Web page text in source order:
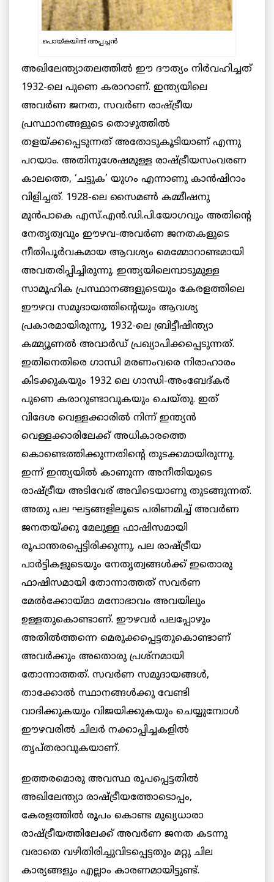
പൊയ്കയില്‍ അപ്പച്ചന്‍
അഖിലേന്ത്യാതലത്തില്‍ ഈ ദൗത്യം നിര്‍വഹിച്ചത്
1932-ലെ പുണെ കരാറാണ്. ഇന്ത്യയിലെ
അവര്‍ണ ജനത, സവര്‍ണ രാഷ്ട്രീയ
പ്രസ്ഥാനങ്ങളുടെ തൊഴുത്തില്‍
തളയ്ക്കപ്പെടുന്നത് അതോടുകൂടിയാണ് എന്നു
പറയാം. അതിനുശേഷമുള്ള രാഷ്ട്രീയസംവരണ
കാലത്തെ, ‘ചട്ടുക’ യുഗം എന്നാണു കാന്‍ഷിറാം
വിളിച്ചത്. 1928-ലെ സൈമണ്‍ കമ്മീഷനു
മുൻപാകെ എസ്.എന്‍.ഡി.പി.യോഗവും അതിന്‍റെ
നേതൃത്വവും ഈഴവ-അവര്‍ണ ജനതകളുടെ
നീതിപൂർവകമായ ആവശ്യം മെമ്മോറാണ്ടമായി
അവതരിപ്പിച്ചിരുന്നു. ഇന്ത്യയിലെമ്പാടുമുള്ള
സാമൂഹിക പ്രസ്ഥാനങ്ങളുടെയും കേരളത്തിലെ
ഈഴവ സമുദായത്തിന്റെയും ആവശ്യ
പ്രകാരമായിരുന്നു, 1932-ലെ ബ്രിട്ടീഷിന്ത്യാ
കമ്മ്യൂണല്‍ അവാര്‍ഡ് പ്രഖ്യാപിക്കപ്പെടുന്നത്.
ഇതിനെതിരെ ഗാന്ധി മരണംവരെ നിരാഹാരം
കിടക്കുകയും 1932 ലെ ഗാന്ധി-അംബേദ്കര്‍
പുണെ കരാറുണ്ടാവുകയും ചെയ്തു. ഇത്
വിദേശ വെള്ളക്കാരില്‍ നിന്ന് ഇന്ത്യന്‍
വെള്ളക്കാരിലേക്ക് അധികാരത്തെ
കൊണ്ടെത്തിക്കുന്നതിന്‍റെ തുടക്കമായിരുന്നു.
ഇന്ന് ഇന്ത്യയില്‍ കാണുന്ന അനീതിയുടെ
രാഷ്ട്രീയ അടിവേര് അവിടെയാണു തുടങ്ങുന്നത്.
അതു പല ഘട്ടങ്ങളിലൂടെ പരിണമിച്ച് അവര്‍ണ
ജനതയ്ക്കു മേലുള്ള ഫാഷിസമായി
രൂപാന്തരപ്പെട്ടിരിക്കുന്നു. പല രാഷ്ട്രീയ
പാര്‍ട്ടികളുടെയും നേതൃത്വങ്ങള്‍ക്ക് ഇതൊരു
ഫാഷിസമായി തോന്നാത്തത് സവര്‍ണ
മേല്‍ക്കോയ്മാ മനോഭാവം അവയിലും
ഉള്ളതുകൊണ്ടാണ്. ഈഴവര്‍ പലപ്പോഴും
അതില്‍ത്തന്നെ മെരുക്കപ്പെട്ടതുകൊണ്ടാണ്
അവര്‍ക്കും അതൊരു പ്രശ്നമായി
തോന്നാത്തത്. സവർണ സമുദായങ്ങൾ,
താക്കോല്‍ സ്ഥാനങ്ങള്‍ക്കു വേണ്ടി
വാദിക്കുകയും വിജയിക്കുകയും ചെയ്യുമ്പോള്‍
ഈഴവരില്‍ ചിലര്‍ നക്കാപ്പിച്ചകളില്‍
തൃപ്തരാവുകയാണ്.
ഇത്തരമൊരു അവസ്ഥ രൂപപ്പെട്ടതില്‍
അഖിലേന്ത്യാ രാഷ്ട്രീയത്തോടൊപ്പം,
കേരളത്തിൽ രൂപം കൊണ്ട മുഖ്യധാരാ
രാഷ്ട്രീയത്തിലേക്ക് അവര്‍ണ ജനത കടന്നു
വരാതെ വഴിതിരിച്ചുവിടപ്പെട്ടതും മറ്റു ചില
കാര്യങ്ങളും എല്ലാം കാരണമായിട്ടുണ്ട്.